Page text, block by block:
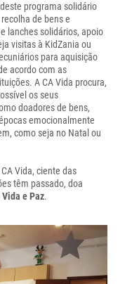
programa solidário
de bens e
lanches solidários, apoio
visitas à KidZania ou
para aquisição
acordo com as
A CA Vida procura,
os seus
doadores de bens,
emocionalmente
como seja no Natal ou
Vida, ciente das
têm passado, doa
e Paz.